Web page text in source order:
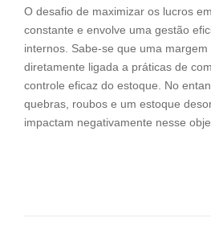
O desafio de maximizar os lucros
constante e envolve uma gestão
internos. Sabe-se que uma
diretamente ligada a práticas de
controle eficaz do estoque. No
quebras, roubos e um estoque
impactam negativamente nesse